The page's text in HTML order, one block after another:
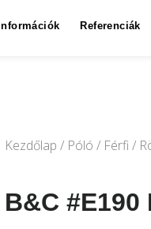
Információk Referenciák
Kezdőlap / Póló / Férfi /
B&C